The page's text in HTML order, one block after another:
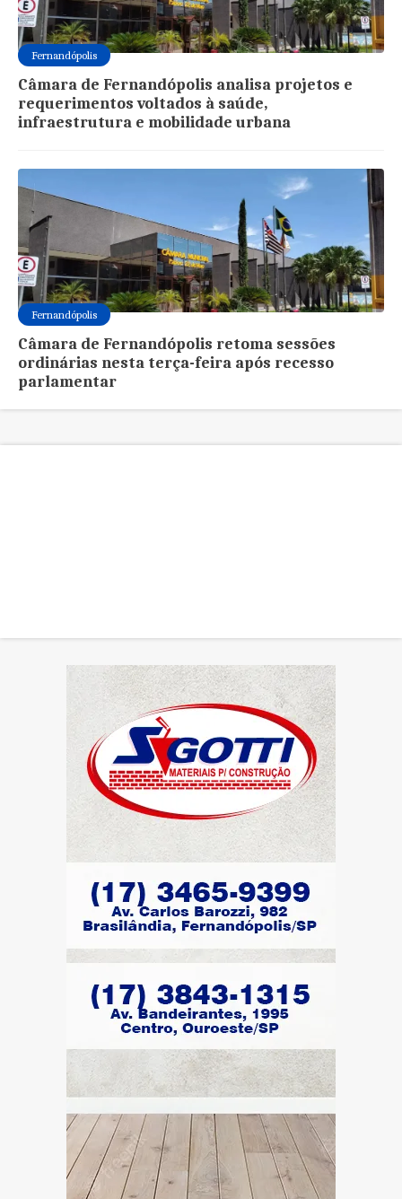
Fernandópolis
Câmara de Fernandópolis analisa projetos e
requerimentos voltados à saúde,
infraestrutura e mobilidade urbana
Fernandópolis
Câmara de Fernandópolis retoma sessões
ordinárias nesta terça-feira após recesso
parlamentar